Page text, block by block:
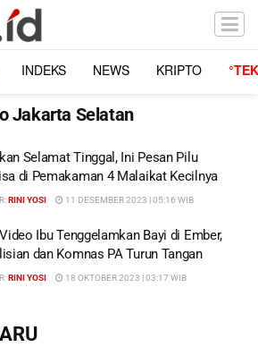
INDEKS NEWS KRIPTO
Jakarta Selatan
Selamat Tinggal, Ini Pesan Pilu
di Pemakaman 4 Malaikat Kecilnya
RINI YOSI 11 DESEMBER 2023 | 05:16 WIB
Ibu Tenggelamkan Bayi di Ember,
dan Komnas PA Turun Tangan
RINI YOSI 18 OKTOBER 2023 | 03:17 WIB